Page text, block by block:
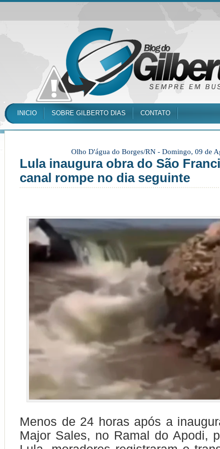
INICIO SOBRE GILBERTO DIAS CONTATO
Olho D'água do Borges/RN - Domingo, 09 de
Lula inaugura obra do São
canal rompe no dia seguinte
Menos de 24 horas após a
Major Sales, no Ramal do Apodi,